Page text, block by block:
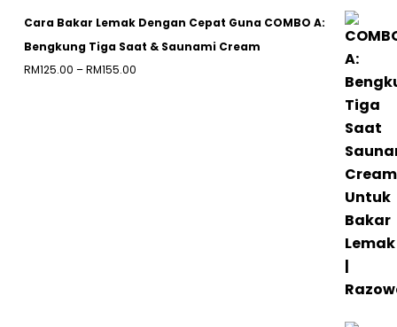
Cara Bakar Lemak Dengan Cepat Guna COMBO A:
Bengkung Tiga Saat & Saunami Cream
RM125.00 –RM155.00Price